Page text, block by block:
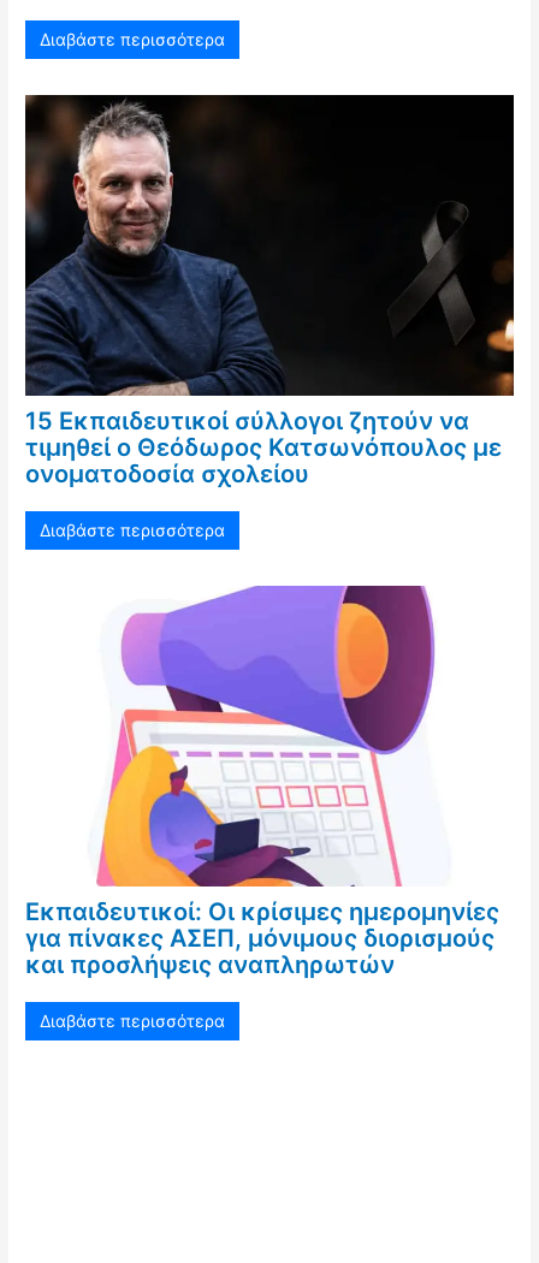
Διαβάστε περισσότερα
15 Εκπαιδευτικοί σύλλογοι ζητούν να
τιμηθεί ο Θεόδωρος Κατσωνόπουλος με
ονοματοδοσία σχολείου
Διαβάστε περισσότερα
Εκπαιδευτικοί: Οι κρίσιμες ημερομηνίες
για πίνακες ΑΣΕΠ, μόνιμους διορισμούς
και προσλήψεις αναπληρωτών
Διαβάστε περισσότερα